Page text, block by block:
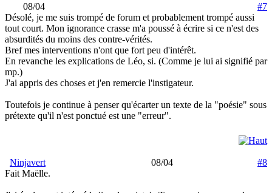
08/04
#7
Désolé, je me suis trompé de forum et probablement trompé aussi
tout court. Mon ignorance crasse m'a poussé à écrire si ce n'est des
absurdités du moins des contre-vérités.
Bref mes interventions n'ont que fort peu d'intérêt.
En revanche les explications de Léo, si. (Comme je lui ai signifié par
mp.)
J'ai appris des choses et j'en remercie l'instigateur.
Toutefois je continue à penser qu'écarter un texte de la "poésie" sous
prétexte qu'il n'est ponctué est une "erreur".
Ninjavert 08/04
#8
Fait Maëlle.